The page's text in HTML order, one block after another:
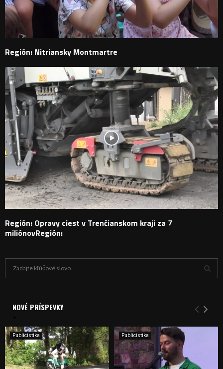
Región: Nitriansky Montmartre
Región: Opravy ciest v Trenčianskom kraji za 7
miliónovRegión:
i
e
:
Y
H
NOVÉ PRÍSPEVKY
Publicistika Publicistika